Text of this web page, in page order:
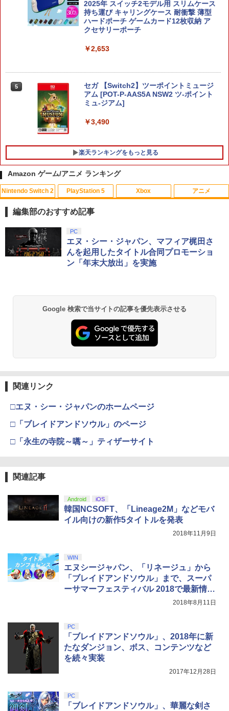
2025年 スイッチ2モデル用 スリムケース
持ち運び キャリングケース 耐衝撃 薄型
ハードポーチ ゲームカード12枚収納 ア
クセサリーポーチ
￥2,653
5
セガ 【Switch2】ツーポイントミュージ
アム [POT-P-AAS5A NSW2 ツ-ポイント
ミュ-ジアム]
￥3,490
楽天ランキングをもっと見る
1
【楽天ブックス限定特典+特典】空の軌
跡 the 2nd PS5版(DLCチラシ：NEOブ
レイサー・アガット+【早期購入外付特
￥7,480
年11月12日、プレイ開始日：2026年11
月19日)(【初回購入封入特典】ヴィンテ
ージ・バイスシティパック)
￥8,329
￥11,980
4
【新品】【PS5HD】NOLVA Mechanical
アストロボット
1
【中古】【Blu−ray】プリンセスコネク
ト！Re：Dive 2 / アニメ
￥430
【中古】【Blu−ray】プリンセスコネク
窩座再来(通常版)【Blu-ray】 [ 吾峠呼世
on 3【Blu-ray】 [ 長月達平 ]
￥7,821
Amazon ゲーム/アニメ ランキング
Nintendo Switch 2
コード版
￥5,832
スプラトゥーン レイダース -Switch2
4
ニンテンドープリペイド番号 9000円|オ
5
ニンテンドープリペイド番号 5000円|オ
ンラインコード版
PlayStation 5
日本語専用 Console Language: Japan
ese only (CFI-2200B01)
￥55,000
Beast of Reincarnation -PS5 【特典】
プロダクトコード 封入
￥7,286
￥11,849
【純正品】DualSense ワイヤレスコン
【純正品】DualSense ワイヤレスコン
トローラー(CFI-ZCT2J)
Xbox
ラー + USB-C® ケーブル
￥8,300
2
【純正品】Xbox ワイヤレス コントロー
ラー (ロボット ホワイト)
￥7,681
【純正品】Xbox ワイヤレス コントロー
4
【純正品】Xbox 充電式バッテリー + US
5
【国内正規品】Thrustmaster スラスト
マスター TH8S シフター - PC、PS4、P
S5、PS5 Pro、Xbox One、Xbox Serie
s X|S 対応の高精度 H パターン シフター
アニメ
窩座再来 通常版 [Blu-ray]
￥3,982
劇場版「鬼滅の刃」無限城編 第一章 猗
窩座再来 通常版 [DVD]
￥3,523
(オリジナル特典:オリジナル巾着＋メー
カー特典:【坤と離】二振りの剣、十翼よ
り来たる！スタジオ描き下ろしイラスト
ボード付) [Blu-ray]
￥10,780
￥8,698
ルアイドルクラブ Bloom Garden Part
y』Blu-ray（特装限定版）
￥8,589
編集部のおすすめ記事
PC
エヌ・シー・ジャパン、マフィア梶田さ
んを起用したタイトル合同プロモーショ
ン「年末大放出」を実施
Google 検索で当サイトの記事を優先表示させる
関連リンク
□エヌ・シー・ジャパンのホームページ
□「ブレイドアンドソウル」のページ
□「永生の寺院～嚆～」ティザーサイト
関連記事
Android iOS
韓国NCSOFT、「Lineage2M」などモバ
イル向けの新作5タイトルを発表
2018年11月9日
WIN
エヌシージャパン、「リネージュ」から
「ブレイドアンドソウル」まで、スーパ
ーサマーフェスティバル 2018で最新情報
2018年8月11日
PC
「ブレイドアンドソウル」、2018年に新
たなダンジョン、ボス、コンテンツなど
を続々実装
2017年12月28日
PC
「ブレイドアンドソウル」、華麗な剣さ